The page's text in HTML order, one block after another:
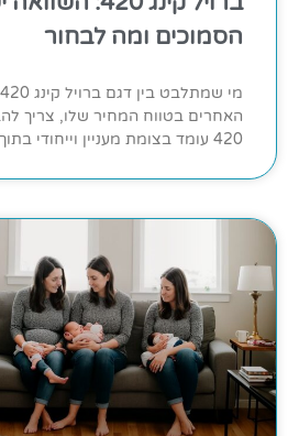
הסמוכים ומה לבחור
420 עומד בצומת מעניין וייחודי בתוך הקטלוג של